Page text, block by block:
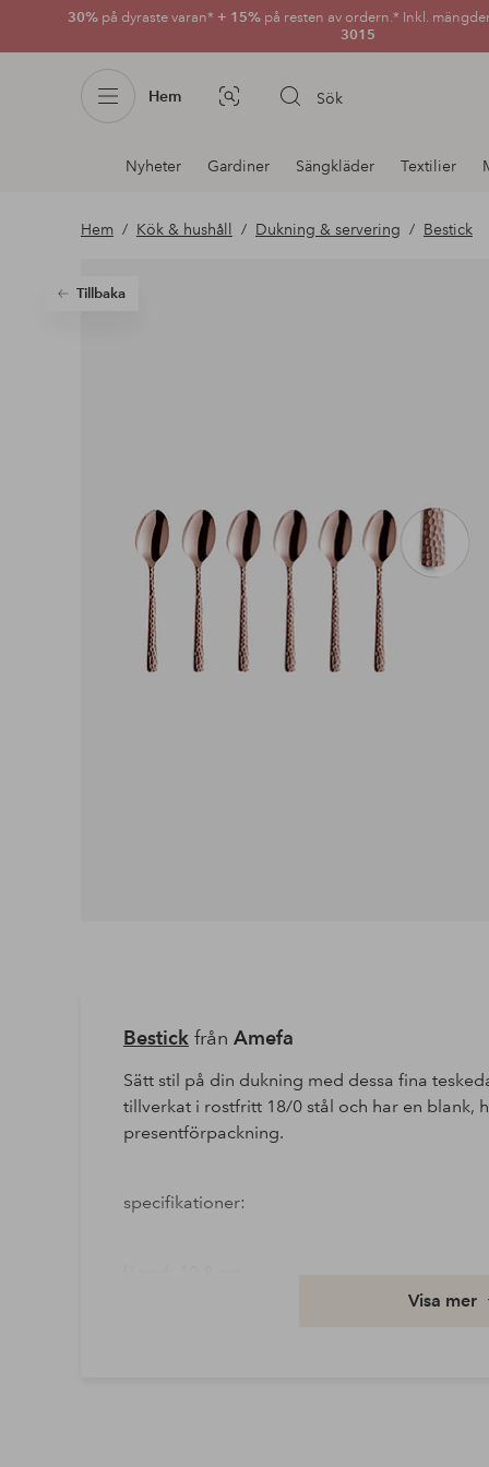
30% på dyraste varan* + 15% på resten av ordern.* Inkl.
3015
Hem Bildsök Sök
Avdelnings
navigation
Nyheter Gardiner Sängkläder Textilier
Hem Kök & hushåll Dukning & servering Bestick
Tillbaka
Bestickfrån Amefa
Sätt stil på din dukning med dessa fina
tillverkat i rostfritt 18/0 stål och har en blank,
presentförpackning.
specifikationer:
Visa mer